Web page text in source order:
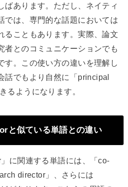
ばあります。ただし、ネイティ
では、専門的な話題においては
ることもあります。実際、論文
者とのコミュニケーションでも
す。この使い方の違いを理解し
話でもより自然に「principal
るようになります。
似ている単語との違い
に関連する単語には、「co-
director」、さらには